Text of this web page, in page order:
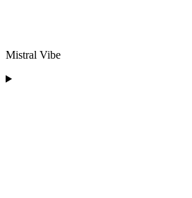
Mistral Vibe